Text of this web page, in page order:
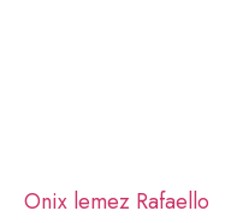
Onix lemez Rafaello